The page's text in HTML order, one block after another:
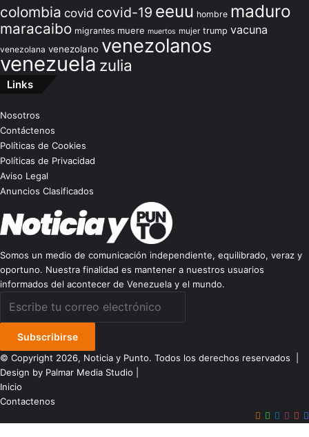
colombia covid covid-19 eeuu hombre maduro
maracaibo migrantes muere muertos mujer trump vacuna
venezolana venezolano venezolanos
venezuela zulia
Links
Nosotros
Contáctenos
Políticas de Cookies
Políticas de Privacidad
Aviso Legal
Anuncios Clasificados
Somos un medio de comunicación independiente, equilibrado, veraz y
oportuno. Nuestra finalidad es mantener a nuestros usuarios
informados del acontecer de Venezuela y el mundo.
correo
electrónico
© Copyright 2026, Noticia y Punto. Todos los derechos reservados |
Design by Palmar Media Studio
Inicio
Contactenos
Google